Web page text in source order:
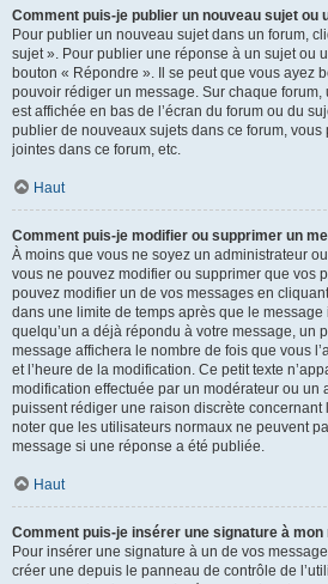
Comment puis-je publier un nouveau sujet ou
Pour publier un nouveau sujet dans un forum,
sujet ». Pour publier une réponse à un sujet ou
bouton « Répondre ». Il se peut que vous ayez
pouvoir rédiger un message. Sur chaque
est affichée en bas de l’écran du forum ou du
publier de nouveaux sujets dans ce forum,
jointes dans ce forum, etc.
Haut
Comment puis-je modifier ou supprimer un
À moins que vous ne soyez un administrateur
vous ne pouvez modifier ou supprimer que vos
pouvez modifier un de vos messages en
dans une limite de temps après que le
quelqu’un a déjà répondu à votre message, un
message affichera le nombre de fois que vous
et l’heure de la modification. Ce petit texte
modification effectuée par un modérateur ou un
puissent rédiger une raison discrète concernant
noter que les utilisateurs normaux ne peuvent
message si une réponse a été publiée.
Haut
Comment puis-je insérer une signature à mon
Pour insérer une signature à un de vos
créer une depuis le panneau de contrôle de